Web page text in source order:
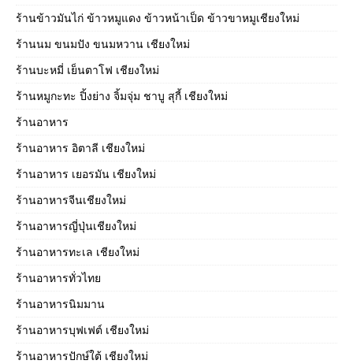
ร้านข้าวมันไก่ ข้าวหมูแดง ข้าวหน้าเป็ด ข้าวขาหมูเชียงใหม่
ร้านนม ขนมปัง ขนมหวาน เชียงใหม่
ร้านบะหมี่ เย็นตาโฟ เชียงใหม่
ร้านหมูกะทะ ปิ้งย่าง จิ้มจุ่ม ชาบู สุกี้ เชียงใหม่
ร้านอาหาร
ร้านอาหาร อิตาลี เชียงใหม่
ร้านอาหาร เยอรมัน เชียงใหม่
ร้านอาหารจีนเชียงใหม่
ร้านอาหารญี่ปุ่นเชียงใหม่
ร้านอาหารทะเล เชียงใหม่
ร้านอาหารทั่วไทย
ร้านอาหารนิมมาน
ร้านอาหารบุฟเฟต์ เชียงใหม่
ร้านอาหารปักษ์ใต้ เชียงใหม่